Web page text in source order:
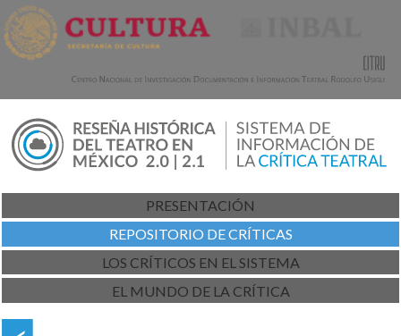
PRESENTACIÓN
REPOSITORIO DE CRÍTICAS
LOS CRÍTICOS EN EL SISTEMA
EL MUNDO DE LA CRÍTICA